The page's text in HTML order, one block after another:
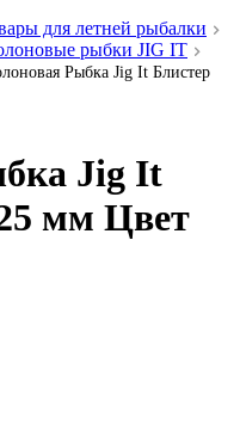
для летней рыбалки
рыбки JIG IT
Рыбка Jig It Блистер
Jig It
мм Цвет